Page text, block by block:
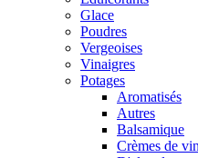
Glace
Poudres
Vergeoises
Vinaigres
Potages
Aromatisés
Autres
Balsamique
Crèmes de